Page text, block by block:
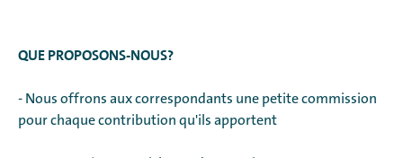
QUE PROPOSONS-NOUS?
- Nous offrons aux correspondants une petite commission
pour chaque contribution qu'ils apportent